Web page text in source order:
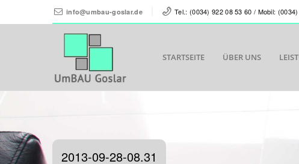
info@umbau-goslar.de Tel.: (0034) 922 08 53 60 / Mobil:
STARTSEITE ÜBER UNS
2013-09-28-08.31